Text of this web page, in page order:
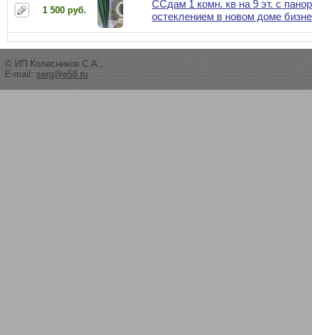
1 500 руб.
ССдам 1 комн. кв на 9 эт. с
остеклением в новом доме
© ИП Колесников С.А.,
E-mail: serg@e58.ru